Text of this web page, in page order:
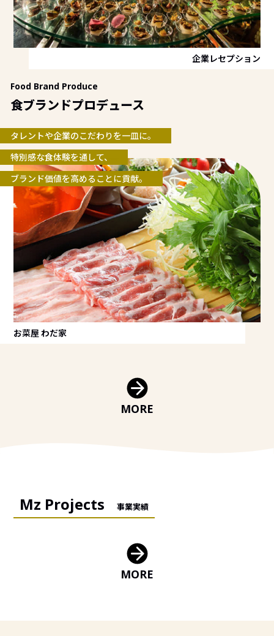
企業レセプション
Food Brand Produce
食ブランドプロデュース
タレントや企業のこだわりを一皿に。
特別感な食体験を通して、
ブランド価値を高めることに貢献。
お菜屋 わだ家
MORE
Mz Projects 事業実績
MORE